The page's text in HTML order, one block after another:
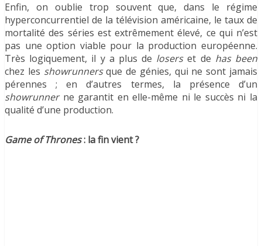
Enfin, on oublie trop souvent que, dans le régime
hyperconcurrentiel de la télévision américaine, le taux de
mortalité des séries est extrêmement élevé, ce qui n’est
pas une option viable pour la production européenne.
Très logiquement, il y a plus de loserset de has been
chez les showrunnersque de génies, qui ne sont jamais
pérennes ; en d’autres termes, la présence d’un
showrunnerne garantit en elle-même ni le succès ni la
qualité d’une production.
Game of Thrones: la fin vient ?